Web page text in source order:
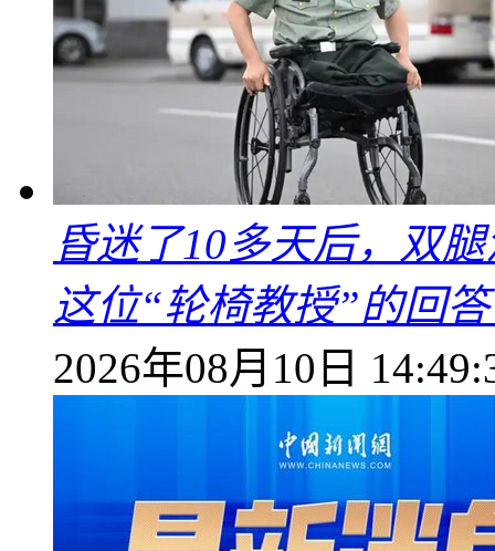
昏迷了10多天后，双
这位“轮椅教授”的回
2026年08月10日